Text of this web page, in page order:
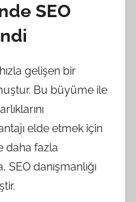
SEO
gelişen bir
Bu büyüme ile
elde etmek için
daha fazla
danışmanlığı